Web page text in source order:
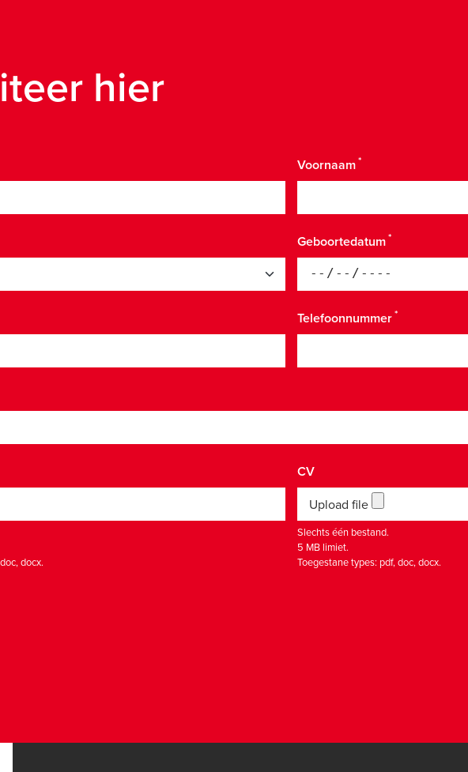
hier
Voornaam
Geboortedatum
Telefoonnummer
docx.
CV
Upload file
Slechts één bestand.
5 MB limiet.
Toegestane types: pdf, doc, docx.